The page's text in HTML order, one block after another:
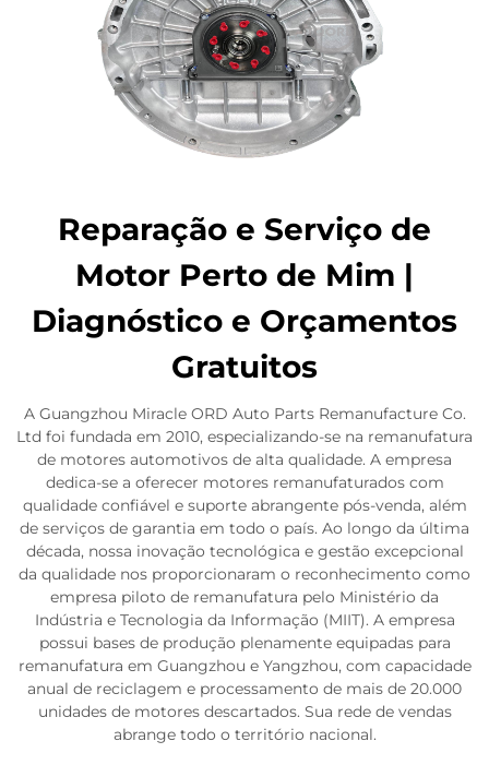
Reparação e Serviço de
Motor Perto de Mim |
Diagnóstico e Orçamentos
Gratuitos
A Guangzhou Miracle ORD Auto Parts Remanufacture Co.
Ltd foi fundada em 2010, especializando-se na remanufatura
de motores automotivos de alta qualidade. A empresa
dedica-se a oferecer motores remanufaturados com
qualidade confiável e suporte abrangente pós-venda, além
de serviços de garantia em todo o país. Ao longo da última
década, nossa inovação tecnológica e gestão excepcional
da qualidade nos proporcionaram o reconhecimento como
empresa piloto de remanufatura pelo Ministério da
Indústria e Tecnologia da Informação (MIIT). A empresa
possui bases de produção plenamente equipadas para
remanufatura em Guangzhou e Yangzhou, com capacidade
anual de reciclagem e processamento de mais de 20.000
unidades de motores descartados. Sua rede de vendas
abrange todo o território nacional.